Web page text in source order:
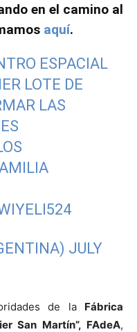
en el camino al
aquí.
ESPACIAL
LOTE DE
LAS
JULY
de la Fábrica
San Martín”, FAdeA,